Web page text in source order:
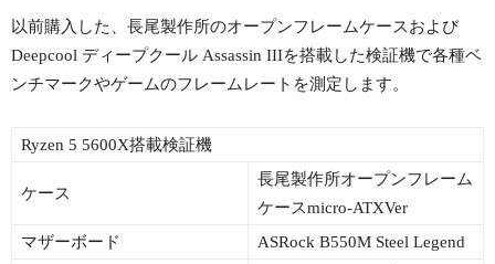
以前購入した、長尾製作所のオープンフレームケースおよび
Deepcool ディープクール Assassin IIIを搭載した検証機で各種ベ
ンチマークやゲームのフレームレートを測定します。
Ryzen 5 5600X搭載検証機
ケース
長尾製作所オープンフレーム
ケースmicro-ATXVer
マザーボード
ASRock B550M Steel Legend